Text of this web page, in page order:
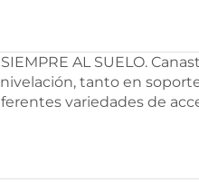
SIEMPRE AL SUELO.
tanto en
variedades de